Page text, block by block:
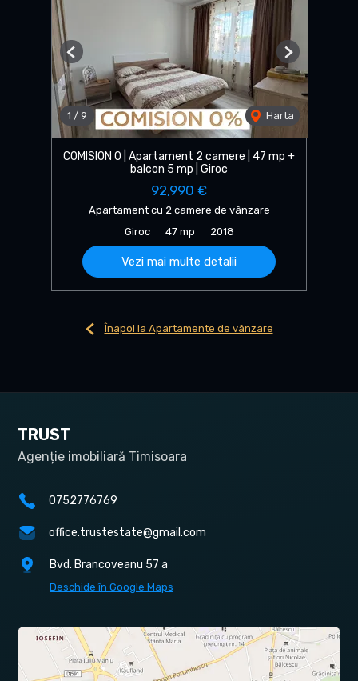
1 / 9 Harta
Previous Next
COMISION 0 | Apartament 2 camere | 47 mp +
balcon 5 mp | Giroc
92,990 €
Apartament cu 2 camere de vânzare
Giroc
47 mp 2018
Vezi mai multe detalii
Înapoi la Apartamente de vânzare
TRUST
Agenție imobiliară Timisoara
0752776769
office.trustestate@gmail.com
Bvd. Brancoveanu 57 a
Deschide în Google Maps